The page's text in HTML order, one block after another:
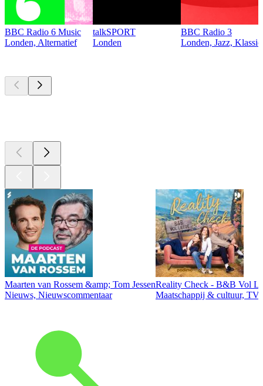
BBC Radio 6 Music
Londen, Alternatief
talkSPORT
Londen
BBC Radio 3
Londen, Jazz,
Maarten van Rossem &amp; Tom Jessen
Nieuws, Nieuwscommentaar
Reality Check - B&B Vol
Maatschappij & cultuur,